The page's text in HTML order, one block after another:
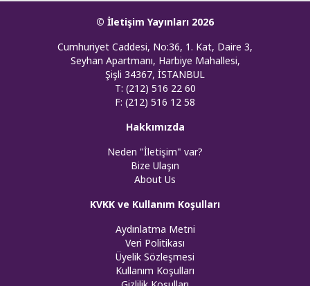
© İletişim Yayınları 2026
Cumhuriyet Caddesi, No:36, 1. Kat, Daire 3,
Seyhan Apartmanı, Harbiye Mahallesi,
Şişli 34367, İSTANBUL
T: (212) 516 22 60
F: (212) 516 12 58
Hakkımızda
Neden "İletişim" var?
Bize Ulaşın
About Us
KVKK ve Kullanım Koşulları
Aydınlatma Metni
Veri Politikası
Üyelik Sözleşmesi
Kullanım Koşulları